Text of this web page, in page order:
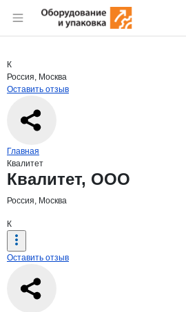
Раздел навигации по
Страница
Страница компании
Краткая информация о
К
Россия, Москва
Оставить отзыв
Навигация по сайту
Главная
Квалитет
Основная информация
Квалитет, ООО
Россия, Москва
К
Оставить отзыв